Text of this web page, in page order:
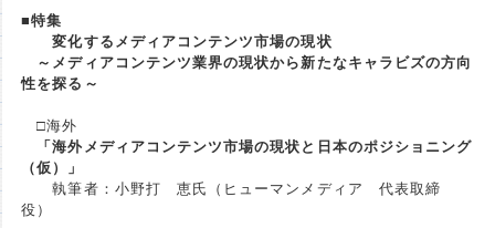
■特集
変化するメディアコンテンツ市場の現状
～メディアコンテンツ業界の現状から新たなキャラビズの方向
性を探る～
□海外
「海外メディアコンテンツ市場の現状と日本のポジショニング
（仮）」
執筆者：小野打 恵氏（ヒューマンメディア 代表取締
役）